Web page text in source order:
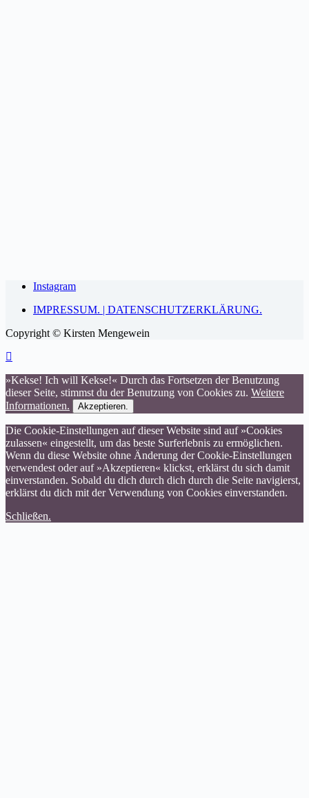
Instagram
IMPRESSUM. | DATENSCHUTZERKLÄRUNG.
Copyright © Kirsten Mengewein
»Kekse! Ich will Kekse!« Durch das Fortsetzen der Benutzung
dieser Seite, stimmst du der Benutzung von Cookies zu. Weitere
Informationen.
Akzeptieren.
Die Cookie-Einstellungen auf dieser Website sind auf »Cookies
zulassen« eingestellt, um das beste Surferlebnis zu ermöglichen.
Wenn du diese Website ohne Änderung der Cookie-Einstellungen
verwendest oder auf »Akzeptieren« klickst, erklärst du sich damit
einverstanden. Sobald du dich durch dich durch die Seite navigierst,
erklärst du dich mit der Verwendung von Cookies einverstanden.
Schließen.